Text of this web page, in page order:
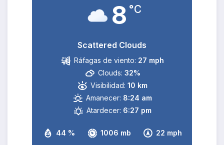
8 °C
Scattered Clouds
44 % 1006 mb 22 mph
Ráfagas de viento: 27 mph
Clouds: 32%
Visibilidad: 10 km
Amanecer: 8:24 am
Atardecer: 6:27 pm